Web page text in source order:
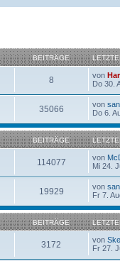
BEITRÄGE
8 von
Do 30.
35066 von
Do 6.
BEITRÄGE
114077 von
Mi 24.
19929 von
Fr 7.
BEITRÄGE
3172 von
Fr 27.